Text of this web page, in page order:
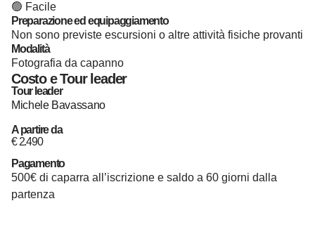
🟢 Facile
Preparazione ed equipaggiamento
Non sono previste escursioni o altre attività fisiche provanti
Modalità
Fotografia da capanno
Costo e Tour leader
Tour leader
Michele Bavassano
A partire da
€2.490
Pagamento
500€ di caparra all’iscrizione e saldo a 60 giorni dalla
partenza